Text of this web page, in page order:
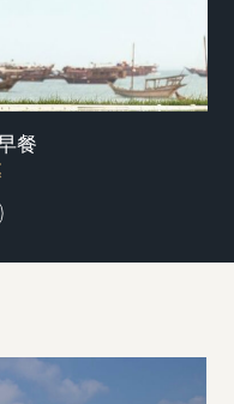
餐